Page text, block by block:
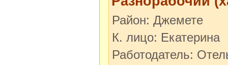
Район: Джемете
К. лицо: Екатерина
Работодатель: